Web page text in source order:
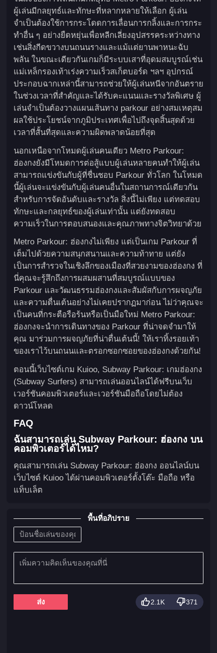
ผู้เล่นมีกลยุทธ์และทักษะที่หลากหลายให้เลือก ผู้เล่น
จำเป็นต้องใช้การกระโดดการเลื่อนการกลิ้งและการกระ
ทำอื่น ๆ อย่างยืดหยุ่นเพื่อหลีกเลี่ยงอุปสรรคระหว่างทาง
เช่นสิ่งกีดขวางบนถนนรางและแม้แต่ยานพาหนะฉับ
พลัน ในขณะเดียวกันเกมก็มีระบบเสาที่อุดมสมบูรณ์เช่น
แม่เหล็กรองเท้าเร่งความเร็วสเก็ตบอร์ด ฯลฯ อุปกรณ์
ประกอบฉากเหล่านี้สามารถช่วยให้ผู้เล่นหนีจากอันตราย
ในช่วงเวลาที่สำคัญและได้รับคะแนนและรางวัลพิเศษ ผู้
เล่นจำเป็นต้องวางแผนเส้นทาง parkour อย่างสมเหตุสม
ผลใช้ประโยชน์จากภูมิประเทศเพื่อไปถึงจุดสิ้นสุดด้วย
เวลาที่สั้นที่สุดและความผิดพลาดน้อยที่สุด
นอกเหนือจากโหมดผู้เล่นคนเดียว Metro Parkour:
ฮ่องกงยังมีโหมดการต่อสู้แบบผู้เล่นหลายคนทำให้ผู้เล่น
สามารถแข่งขันกับผู้ที่ชื่นชอบ Parkour ทั่วโลก ในโหมด
นี้ผู้เล่นจะแข่งขันกับผู้เล่นคนอื่นในสถานการณ์เดียวกัน
สำหรับการจัดอันดับและรางวัล สิ่งนี้ไม่เพียง แต่ทดสอบ
ทักษะและกลยุทธ์ของผู้เล่นเท่านั้น แต่ยังทดสอบ
ความเร็วในการตอบสนองและคุณภาพทางจิตวิทยาด้วย
Metro Parkour: ฮ่องกงไม่เพียง แต่เป็นเกม Parkour ที่
เต็มไปด้วยความสนุกสนานและความท้าทาย แต่ยัง
เป็นการสำรวจในเชิงลึกของเมืองที่สวยงามของฮ่องกง ที่
นี่คุณจะรู้สึกถึงการผสมผสานที่สมบูรณ์แบบของ
Parkour และวัฒนธรรมฮ่องกงและสัมผัสกับการผจญภัย
และความตื่นเต้นอย่างไม่เคยปรากฏมาก่อน ไม่ว่าคุณจะ
เป็นคนที่กระตือรือร้นหรือเป็นมือใหม่ Metro Parkour:
ฮ่องกงจะนำการเดินทางของ Parkour ที่น่าจดจำมาให้
คุณ มาร่วมการผจญภัยที่น่าตื่นเต้นนี้! ให้เราทิ้งรอยเท้า
ของเราไว้บนถนนและตรอกซอกซอยของฮ่องกงด้วยกัน!
ตอนนี้เว็บไซต์เกม Kuioo, Subway Parkour: เกมฮ่องกง
(Subway Surfers) สามารถเล่นออนไลน์ได้ฟรีบนเว็บ
เวอร์ชันคอมพิวเตอร์และเวอร์ชันมือถือโดยไม่ต้อง
ดาวน์โหลด
FAQ
ฉันสามารถเล่น Subway Parkour: ฮ่องกง บน
คอมพิวเตอร์ได้ไหม?
คุณสามารถเล่น Subway Parkour: ฮ่องกง ออนไลน์บน
เว็บไซต์ Kuioo ได้ผ่านคอมพิวเตอร์ตั้งโต๊ะ มือถือ หรือ
แท็บเล็ต
พื้นที่อภิปราย
ส่ง 2.1K 371